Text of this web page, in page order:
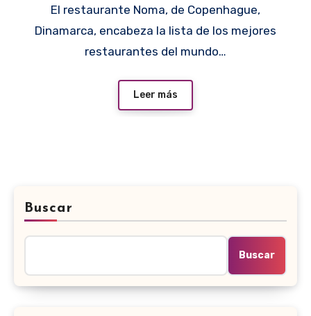
El restaurante Noma, de Copenhague,
Dinamarca, encabeza la lista de los mejores
restaurantes del mundo…
Leer más
Buscar
Buscar